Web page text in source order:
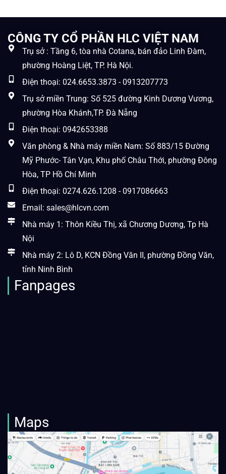
CÔNG TY CỔ PHẦN HLC VIỆT NAM
Trụ sở : Tầng 6, tòa nhà Cotana, bán đảo Linh Đàm,
phường Hoàng Liệt, TP. Hà Nội.
Điện thoại: 024.6653.3873 - 0913207773
Trụ sở miền Trung: Số 525 đường Kinh Dương Vương,
phường Hòa Khánh,TP. Đà Nẵng
Điện thoại: 0942653388
Văn phòng & Nhà máy miền Nam: Số 883/15 Đường
Mỹ Phước- Tân Vạn, Khu phố Châu Thới, phường Đông
Hòa, TP Hồ Chí Minh
Điện thoại: 0274.626.1208 - 0917086663
Email: sales@hlcvn.com
Nhà máy 1: Thôn Kiều Thị, xã Chương Dương, Tp Hà
Nội
Nhà máy 2: Lô D, KCN Đồng Văn II, phường Đồng Văn,
tỉnh Ninh Bình
Fanpages
Maps